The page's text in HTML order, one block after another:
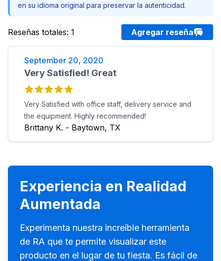
en su idioma original para preservar la autenticidad.
Reseñas totales: 1 Agregar reseña
September 20, 2020
Very Satisfied! Great
Very Satisfied with office staff, delivery service and
the equipment. Highly recommended!
Brittany K. - Baytown, TX
Experiencia en Realidad
Aumentada
Experimenta nuestra increíble herramienta
de RA que te permite visualizar este
producto en el lugar de tu fiesta. Es fácil de